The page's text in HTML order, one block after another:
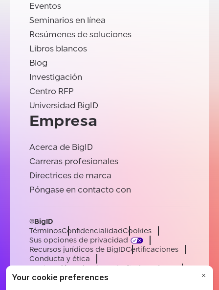
Eventos
Seminarios en línea
Resúmenes de soluciones
Libros blancos
Blog
Investigación
Centro RFP
Universidad BigID
Empresa
Acerca de BigID
Carreras profesionales
Directrices de marca
Póngase en contacto con
©BigID
TérminosConfidencialidadCookies
Sus opciones de privacidad
Recursos jurídicos de BigIDCertificaciones
Conducta y ética
Declaración sobre la esclavitud moderna
SubprocesadoresAyuda